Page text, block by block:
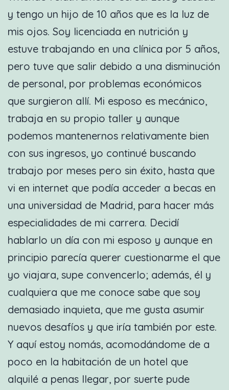
y tengo un hijo de 10 años que es la luz de
mis ojos. Soy licenciada en nutrición y
estuve trabajando en una clínica por 5 años,
pero tuve que salir debido a una disminución
de personal, por problemas económicos
que surgieron allí. Mi esposo es mecánico,
trabaja en su propio taller y aunque
podemos mantenernos relativamente bien
con sus ingresos, yo continué buscando
trabajo por meses pero sin éxito, hasta que
vi en internet que podía acceder a becas en
una universidad de Madrid, para hacer más
especialidades de mi carrera. Decidí
hablarlo un día con mi esposo y aunque en
principio parecía querer cuestionarme el que
yo viajara, supe convencerlo; además, él y
cualquiera que me conoce sabe que soy
demasiado inquieta, que me gusta asumir
nuevos desafíos y que iría también por este.
Y aquí estoy nomás, acomodándome de a
poco en la habitación de un hotel que
alquilé a penas llegar, por suerte pude